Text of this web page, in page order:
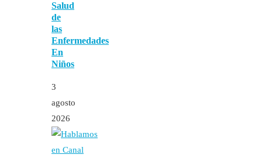
Salud
de
las
Enfermedades
En
Niños
3
agosto
2026